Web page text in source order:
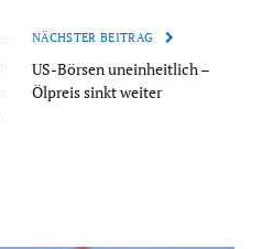
NÄCHSTER BEITRAG
US-Börsen uneinheitlich –
Ölpreis sinkt weiter